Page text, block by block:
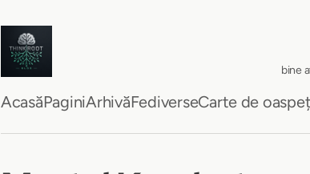
bine
AcasăPaginiArhivăFediverseCarte de